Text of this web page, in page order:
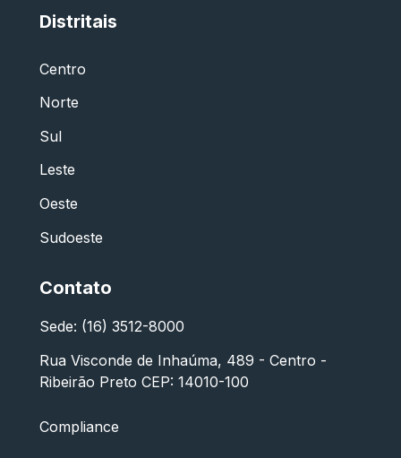
Distritais
Centro
Norte
Sul
Leste
Oeste
Sudoeste
Contato
Sede: (16) 3512-8000
Rua Visconde de Inhaúma, 489 - Centro -
Ribeirão Preto CEP: 14010-100
Compliance